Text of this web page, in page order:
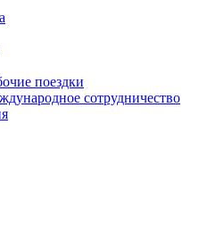
поездки
сотрудничество